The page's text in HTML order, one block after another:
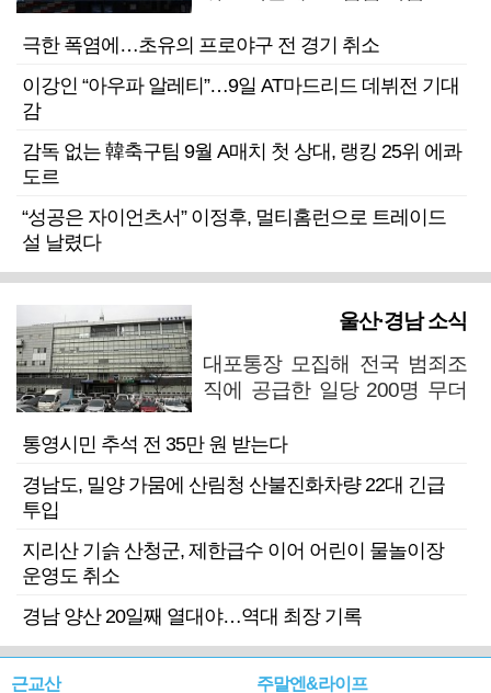
극한 폭염에…초유의 프로야구 전 경기 취소
이강인 “아우파 알레티”…9일 AT마드리드 데뷔전 기대
감
감독 없는 韓축구팀 9월 A매치 첫 상대, 랭킹 25위 에콰
도르
“성공은 자이언츠서” 이정후, 멀티홈런으로 트레이드
설 날렸다
울산·경남 소식
대포통장 모집해 전국 범죄조
직에 공급한 일당 200명 무더
통영시민 추석 전 35만 원 받는다
경남도, 밀양 가뭄에 산림청 산불진화차량 22대 긴급
투입
지리산 기슭 산청군, 제한급수 이어 어린이 물놀이장
운영도 취소
경남 양산 20일째 열대야…역대 최장 기록
근교산 주말엔&라이프